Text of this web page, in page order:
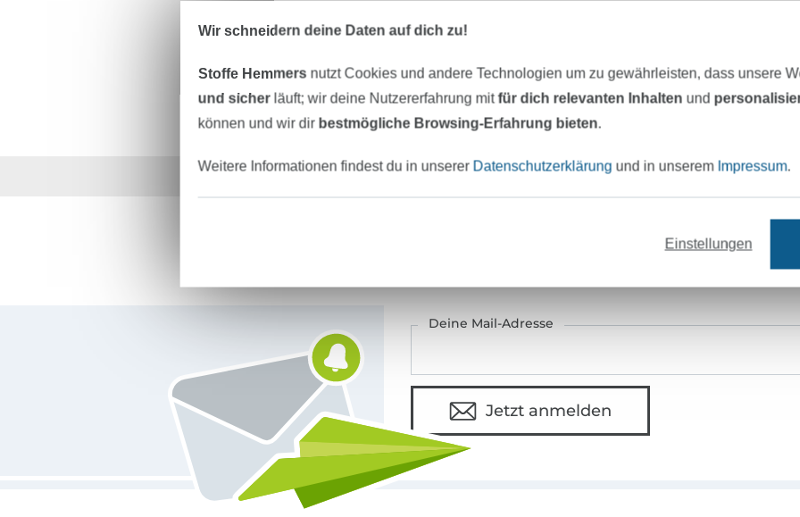
Hersteller-Kontaktdaten
Über 1.8 Millionen Meter Stoff versandfertig Über 80000 zufriedene Kunden
MÖCHTEST DU IMMER AUF DEM
Deine Mail-Adresse
Jetzt anmelden
Wir schneidern deine Daten auf dich zu!
Stoffe Hemmers nutzt Cookies und andere Technologien um zu gewährleisten, dass unsere
und sicherläuft; wir deine Nutzererfahrung mitfür dich relevanten Inhalten und
können und wir dir bestmögliche Browsing-Erfahrung bieten.
Weitere Informationen findest du in unserer Datenschutzerklärung und in unserem Impressum.
Einstellungen